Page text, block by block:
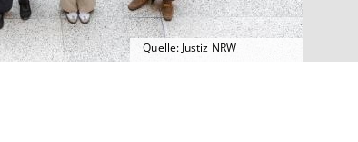
Quelle: Justiz NRW